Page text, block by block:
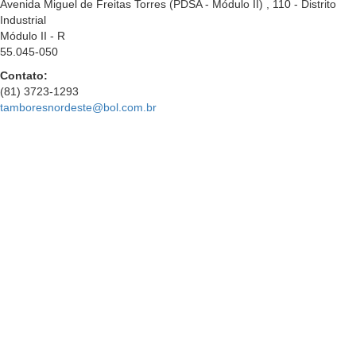
Avenida Miguel de Freitas Torres (PDSA - Módulo II) , 110 - Distrito
Industrial
Módulo II - R
55.045-050
Contato:
(81) 3723-1293
tamboresnordeste@bol.com.br